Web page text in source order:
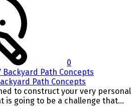
0
Path Concepts
to construct your very personal
is going to be a challenge that...